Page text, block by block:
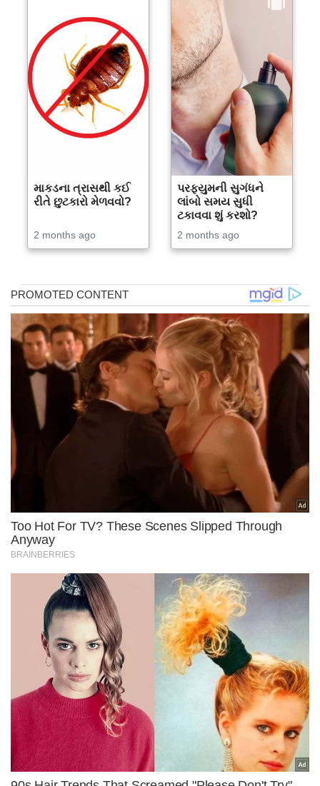
માકડના ત્રાસથી કઈ
રીતે છુટકારો મેળવવો?
2 months ago
પરફ્યુમની સુગંધને
લાંબો સમય સુધી
ટકાવવા શું કરશો?
2 months ago